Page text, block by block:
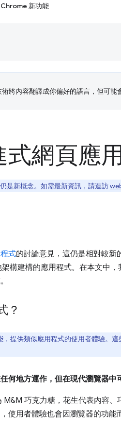
Chrome 新功能
將內容翻譯成你偏好的語言，但可能
式網頁應
是新概念。如需最新資訊，請造訪
式的討論意見，這仍是相對較新
構建構的應用程式。在本文中
？
提供類似應用程式的使用者體驗。
何地方運作，但在現代瀏覽器
M&M 巧克力糖，花生代表內容
使用者體驗也會因瀏覽器的功能